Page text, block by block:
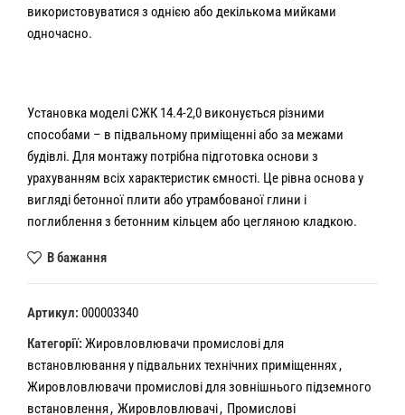
використовуватися з однією або декількома мийками
одночасно.
Установка моделі СЖК 14.4-2,0 виконується різними
способами – в підвальному приміщенні або за межами
будівлі. Для монтажу потрібна підготовка основи з
урахуванням всіх характеристик ємності. Це рівна основа у
вигляді бетонної плити або утрамбованої глини і
поглиблення з бетонним кільцем або цегляною кладкою.
В бажання
Артикул: 000003340
Категорії: Жировловлювачи промислові для
встановлювання у підвальних технічних приміщеннях,
Жировловлювачи промислові для зовнішнього підземного
встановлення, Жировловлювачі, Промислові